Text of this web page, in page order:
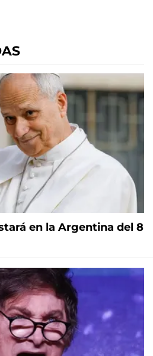
en la Argentina del 8